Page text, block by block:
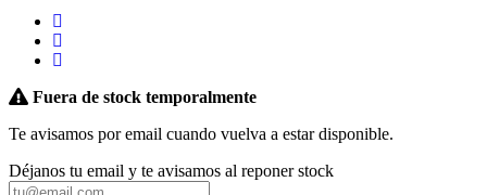
Fuera de stock temporalmente
Te avisamos por email cuando vuelva a estar disponible.
Déjanos tu email y te avisamos al reponer stock